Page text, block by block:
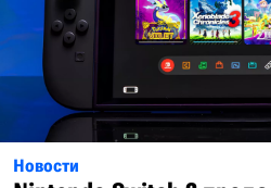
Новости